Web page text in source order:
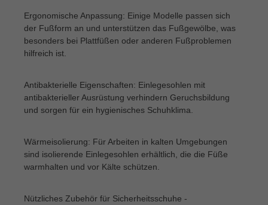
Ergonomische Anpassung: Einige Modelle passen sich
der Fußform an und unterstützen das Fußgewölbe, was
besonders bei Plattfüßen oder anderen Fußproblemen
hilfreich ist.
Antibakterielle Eigenschaften: Einlegesohlen mit
antibakterieller Ausrüstung verhindern Geruchsbildung
und sorgen für ein hygienisches Schuhklima.
Wärmeisolierung: Für Arbeiten in kalten Umgebungen
sind isolierende Einlegesohlen erhältlich, die die Füße
warmhalten und vor Kälte schützen.
Nützliches Zubehör für Sicherheitsschuhe -